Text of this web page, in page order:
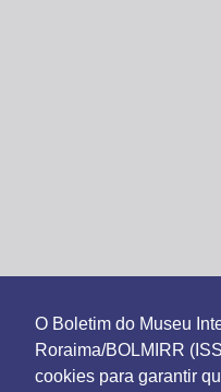
O Boletim do Museu
Roraima/BOLMIRR
cookies para garantir